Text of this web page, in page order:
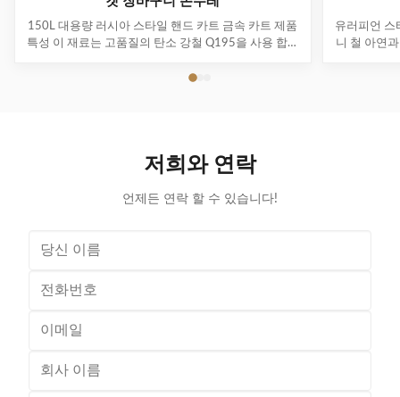
150L 대용량 러시아 스타일 핸드 카트 금속 카트 제품
특성 이 재료는 고품질의 탄소 강철 Q195을 사용 합니
요 수출 시장이며 식료품 상점, 슈퍼마켓, 약국 등 다양
치 듀얼 축 PU 바퀴를 사용하고 다른 사양과 바퀴 스타
일을 사용할 수 있습니다. 병 제품들을 안전...
유러피언 스
니 철 아연
저희와 연락
언제든 연락 할 수 있습니다!